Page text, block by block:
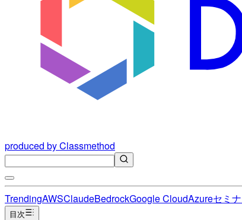
produced by Classmethod
TrendingAWSClaudeBedrockGoogle CloudAzureセミ
目次